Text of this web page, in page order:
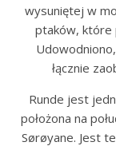
wysuniętej w
ptaków, które
łącznie
Runde jest
położona na
Sørøyane. Jest